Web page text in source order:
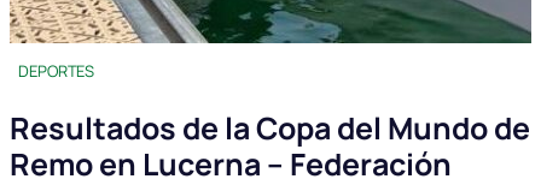
DEPORTES
Resultados de la Copa del Mundo de
Remo en Lucerna – Federación